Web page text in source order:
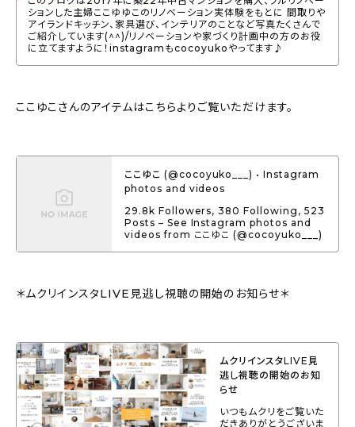
ションした主婦ここゆゆこのリノベーション実体験をもとに 間取りや
アイランドキッチン、家具選び、インテリアのことなど写真たくさんで
ご紹介しています(^^)/リノベーションや家づくり計画中の方のお役
に立てますように！instagramもcocoyukoやってます♪
ここゆこさんのアイテムはこちらよりご覧いただけます。
ここゆこ (@cocoyuko___) • Instagram
photos and videos
29.8k Followers, 380 Following, 523
Posts – See Instagram photos and
videos from ここゆこ (@cocoyuko___)
＊ムクリインスタLIVE見逃し視聴の開始のお知らせ＊
ムクリインスタLIVE見
逃し視聴の開始のお知
らせ
いつもムクリをご覧いた
だきありがとうございま